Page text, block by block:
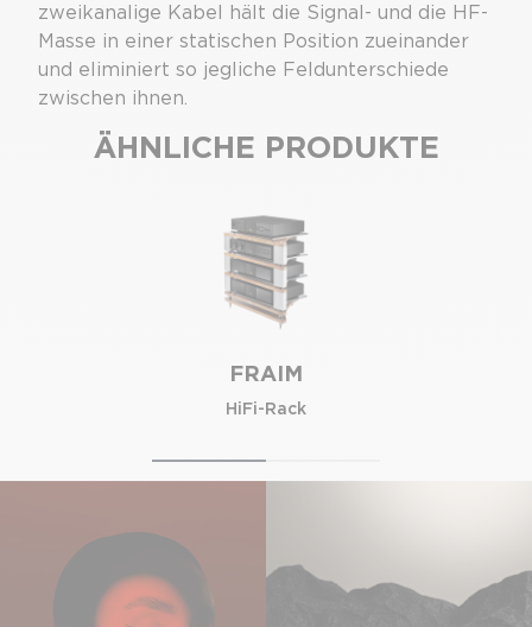
zweikanalige Kabel hält die Signal- und die HF-
Masse in einer statischen Position zueinander
und eliminiert so jegliche Feldunterschiede
zwischen ihnen.
ÄHNLICHE PRODUKTE
FRAIM
HiFi-Rack